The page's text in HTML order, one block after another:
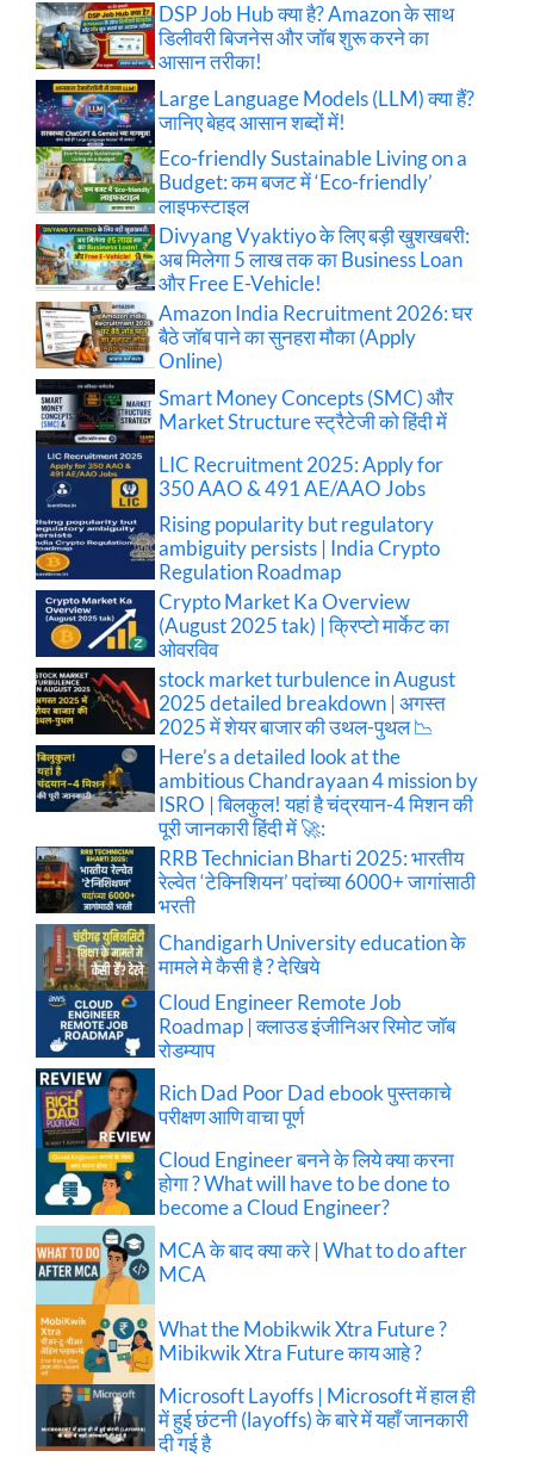
DSP Job Hub क्या है? Amazon के साथ
डिलीवरी बिजनेस और जॉब शुरू करने का
आसान तरीका!
Large Language Models (LLM) क्या हैं?
जानिए बेहद आसान शब्दों में!
Eco-friendly Sustainable Living on a
Budget: कम बजट में ‘Eco-friendly’
लाइफस्टाइल
Divyang Vyaktiyo के लिए बड़ी खुशखबरी:
अब मिलेगा 5 लाख तक का Business Loan
और Free E-Vehicle!
Amazon India Recruitment 2026: घर
बैठे जॉब पाने का सुनहरा मौका (Apply
Online)
Smart Money Concepts (SMC) और
Market Structure स्ट्रैटेजी को हिंदी में
LIC Recruitment 2025: Apply for
350 AAO & 491 AE/AAO Jobs
Rising popularity but regulatory
ambiguity persists | India Crypto
Regulation Roadmap
Crypto Market Ka Overview
(August 2025 tak) | क्रिप्टो मार्केट का
ओवरविव
stock market turbulence in August
2025 detailed breakdown | अगस्त
2025 में शेयर बाजार की उथल-पुथल 📉
Here’s a detailed look at the
ambitious Chandrayaan 4 mission by
ISRO | बिलकुल! यहां है चंद्रयान-4 मिशन की
पूरी जानकारी हिंदी में 🚀:
RRB Technician Bharti 2025: भारतीय
रेल्वेत ‘टेक्निशियन’ पदांच्या 6000+ जागांसाठी
भरती
Chandigarh University education के
मामले मे कैसी है ? देखिये
Cloud Engineer Remote Job
Roadmap | क्लाउड इंजीनिअर रिमोट जॉब
रोडम्याप
Rich Dad Poor Dad ebook पुस्तकाचे
परीक्षण आणि वाचा पूर्ण
Cloud Engineer बनने के लिये क्या करना
होगा ? What will have to be done to
become a Cloud Engineer?
MCA के बाद क्या करे | What to do after
MCA
What the Mobikwik Xtra Future ?
Mibikwik Xtra Future काय आहे ?
Microsoft Layoffs | Microsoft में हाल ही
में हुई छंटनी (layoffs) के बारे में यहाँ जानकारी
दी गई है